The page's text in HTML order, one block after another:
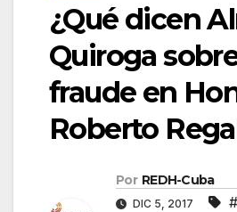
¿Qué dicen
Quiroga
fraude en
Roberto
Por REDH-Cuba
DIC 5, 2017